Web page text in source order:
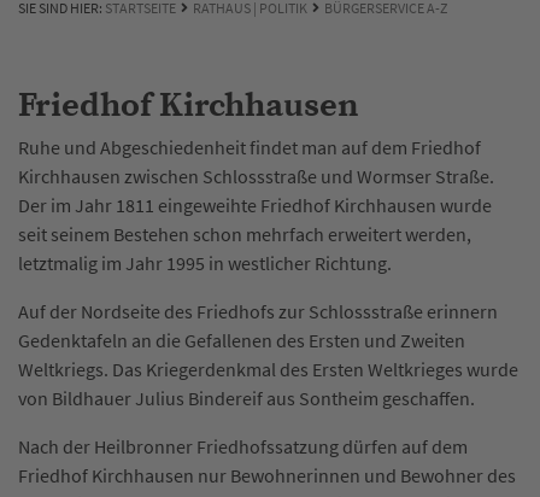
SIE SIND HIER: STARTSEITE RATHAUS | POLITIK BÜRGERSERVICE A-Z
Friedhof Kirchhausen
Ruhe und Abgeschiedenheit findet man auf dem Friedhof
Kirchhausen zwischen Schlossstraße und Wormser Straße.
Der im Jahr 1811 eingeweihte Friedhof Kirchhausen wurde
seit seinem Bestehen schon mehrfach erweitert werden,
letztmalig im Jahr 1995 in westlicher Richtung.
Auf der Nordseite des Friedhofs zur Schlossstraße erinnern
Gedenktafeln an die Gefallenen des Ersten und Zweiten
Weltkriegs. Das Kriegerdenkmal des Ersten Weltkrieges wurde
von Bildhauer Julius Bindereif aus Sontheim geschaffen.
Nach der Heilbronner Friedhofssatzung dürfen auf dem
Friedhof Kirchhausen nur Bewohnerinnen und Bewohner des